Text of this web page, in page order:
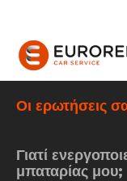
ΖΗΤΗΣΤΕ ΕΝΑ
Οι ερωτήσεις
Γιατί
μπαταρίας μου;